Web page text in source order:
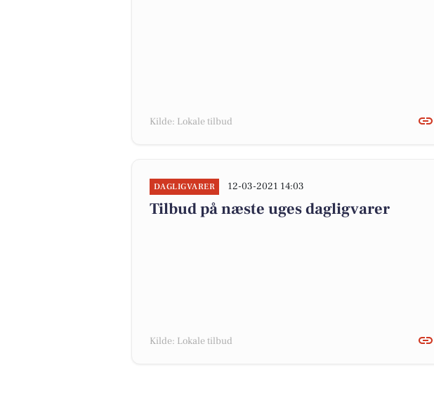
Kilde: Lokale tilbud
DAGLIGVARER 12-03-2021 14:03
Tilbud på næste uges dagligvarer
Kilde: Lokale tilbud